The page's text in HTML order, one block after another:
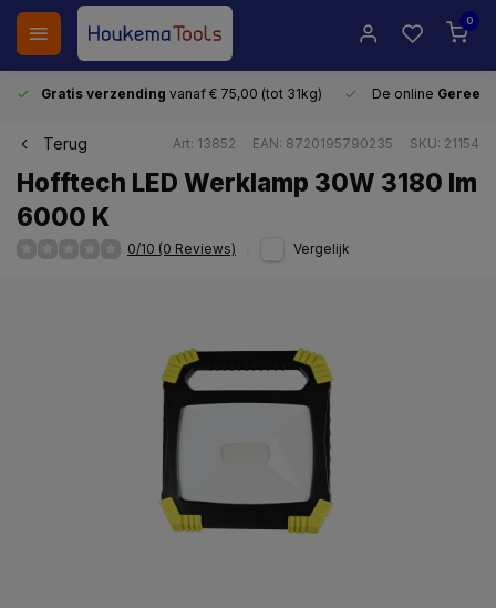
0
Gratis verzending vanaf € 75,00 (tot 31kg) De online
Terug Art: 13852 EAN: 8720195790235 SKU: 21154
Hofftech LED Werklamp 30W 3180 lm
6000 K
0/10 (0 Reviews) Vergelijk